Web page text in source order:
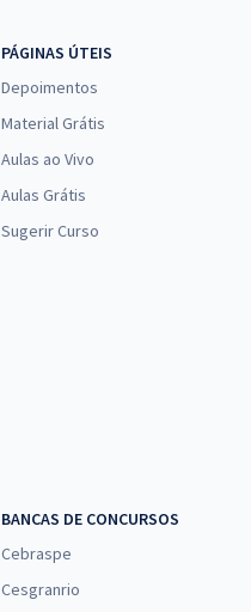
PÁGINAS ÚTEIS
Depoimentos
Material Grátis
Aulas ao Vivo
Aulas Grátis
Sugerir Curso
BANCAS DE CONCURSOS
Cebraspe
Cesgranrio